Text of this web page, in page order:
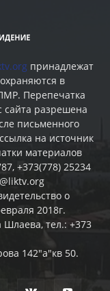
принадлежат
в
Перепечатка
сайта разрешена
письменного
на источник
материалов
+373(778) 25234
о
2018г.
тел.: +373
142"а"кв 50.